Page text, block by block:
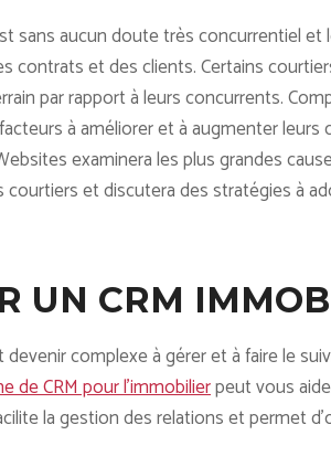
sans aucun doute très concurrentiel
contrats et des clients. Certains
par rapport à leurs concurrents.
à améliorer et à augmenter leurs
examinera les plus grandes
courtiers et discutera des stratégies à
UN CRM
complexe à gérer et à faire le
de CRM pour l’immobilierpeut vous
la gestion des relations et permet